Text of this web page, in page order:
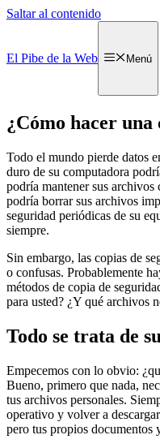
Saltar al contenido
El Pibe de la Web Menú
¿Cómo hacer una
Todo el mundo pierde datos
duro de su computadora
podría mantener sus
podría borrar sus archivos
seguridad periódicas de su
siempre.
Sin embargo, las copias de
o confusas. Probablemente
métodos de copia de
para usted? ¿Y qué archivos
Todo se trata de
Empecemos con lo obvio:
Bueno, primero que nada,
tus archivos personales.
operativo y volver a
pero tus propios documentos